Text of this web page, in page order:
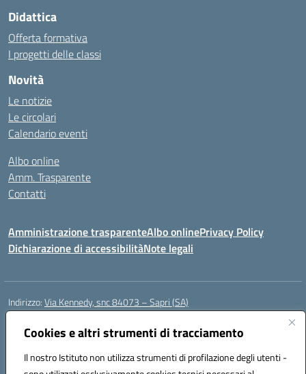
Cookies e altri strumenti di tracciamento
Il nostro Istituto non utilizza strumenti di profilazione degli utenti -
Didattica
Offerta formativa
I progetti delle classi
Novità
Le notizie
Le circolari
Calendario eventi
Albo online
Amm. Trasparente
Contatti
Amministrazione trasparenteAlbo onlinePrivacy Policy
Dichiarazione di accessibilitàNote legali
Indirizzo:Via Kennedy, snc 84073 – Sapri (SA)
Centralino:
Posta elettronica certificata (PEC):saic878008@pec.istruzione.it
Codice fiscale: 84002700650
Codice meccanografico:SAIC878008